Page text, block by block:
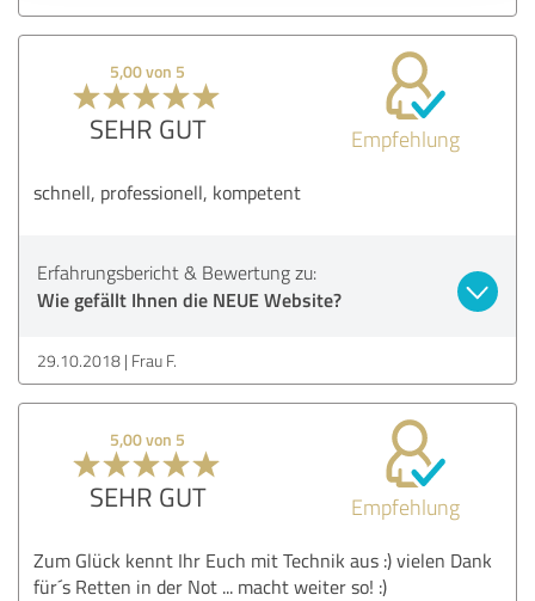
5,00 von 5
SEHR GUT Empfehlung
schnell, professionell, kompetent
Erfahrungsbericht & Bewertung zu:
Wie gefällt Ihnen die NEUE Website?
29.10.2018 Frau F.
5,00 von 5
SEHR GUT Empfehlung
Zum Glück kennt Ihr Euch mit Technik aus :) vielen Dank
für´s Retten in der Not ... macht weiter so! :)